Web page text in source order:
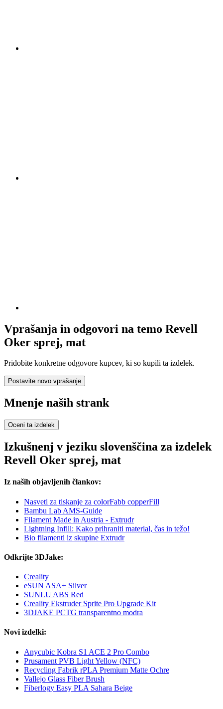
Vprašanja in odgovori na temo Revell
Oker sprej, mat
Pridobite konkretne odgovore kupcev, ki so kupili ta izdelek.
Postavite novo vprašanje
Mnenje naših strank
Oceni ta izdelek
Izkušnenj v jeziku slovenščina za izdelek
Revell Oker sprej, mat
Iz naših objavljenih člankov:
Nasveti za tiskanje za colorFabb copperFill
Bambu Lab AMS-Guide
Filament Made in Austria - Extrudr
Lightning Infill: Kako prihraniti material, čas in težo!
Bio filamenti iz skupine Extrudr
Odkrijte 3DJake:
Creality
eSUN ASA+ Silver
SUNLU ABS Red
Creality Ekstruder Sprite Pro Upgrade Kit
3DJAKE PCTG transparentno modra
Novi izdelki:
Anycubic Kobra S1 ACE 2 Pro Combo
Prusament PVB Light Yellow (NFC)
Recycling Fabrik rPLA Premium Matte Ochre
Vallejo Glass Fiber Brush
Fiberlogy Easy PLA Sahara Beige